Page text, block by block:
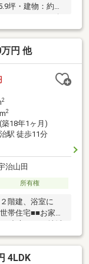
坪・建物：約
バルコニー■耐
室内きれいにお使
にお申し付けくだ
円 他
2
2
18年1ヶ月)
駅 徒歩11分
治山田
所有権
階建、浴室に
帯住宅■■お家の
マンション・リ
ご相談下さ
アフターホーム
4LDK